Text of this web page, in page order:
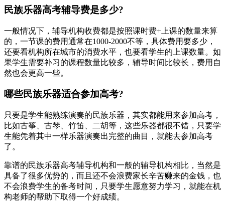
民族乐器高考辅导费是多少?
一般情况下，辅导机构收费都是按照课时费+上课的数量来算
的，一节课的费用通常在1000-2000不等，具体费用要多少，
还要看机构所在城市的消费水平，也要看学生的上课数量。如
果学生需要补习的课程数量比较多，辅导时间比较长，费用自
然也会更高一些。
哪些民族乐器适合参加高考?
只要是学生能熟练演奏的民族乐器，其实都能用来参加高考，
比如古筝、古琴、竹笛、二胡等，这些乐器都很不错，只要学
生能凭着其中一样乐器演奏出完整的曲目，就能去参加高考
了。
靠谱的民族乐器高考辅导机构和一般的辅导机构相比，当然是
具备了很多优势的，而且还不会浪费家长辛苦赚来的金钱，也
不会浪费学生的备考时间，只要学生愿意努力学习，就能在机
构老师的帮助下取得一个好成绩。